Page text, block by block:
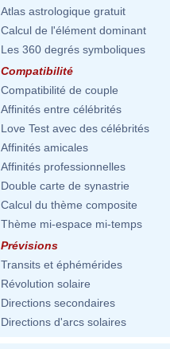
Atlas astrologique gratuit
Calcul de l'élément dominant
Les 360 degrés symboliques
Compatibilité
Compatibilité de couple
Affinités entre célébrités
Love Test avec des célébrités
Affinités amicales
Affinités professionnelles
Double carte de synastrie
Calcul du thème composite
Thème mi-espace mi-temps
Prévisions
Transits et éphémérides
Révolution solaire
Directions secondaires
Directions d'arcs solaires